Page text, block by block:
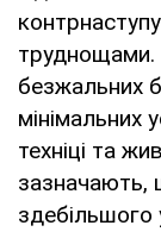
труднощами.
безжальних
мінімальних
техніці та
зазначають,
здебільшого